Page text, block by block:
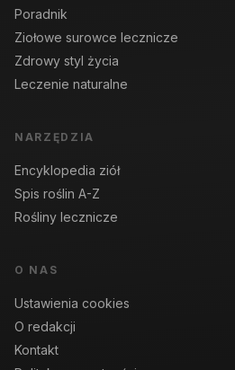
Poradnik
Ziołowe surowce lecznicze
Zdrowy styl życia
Leczenie naturalne
NARZĘDZIA
Encyklopedia ziół
Spis roślin A-Z
Rośliny lecznicze
O NAS
Ustawienia cookies
O redakcji
Kontakt